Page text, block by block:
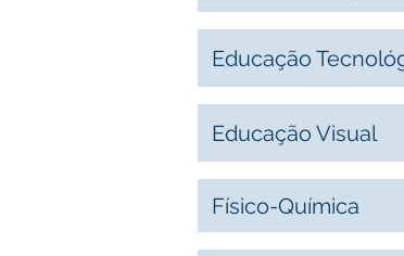
Educação
Educação Visual
Físico-Química